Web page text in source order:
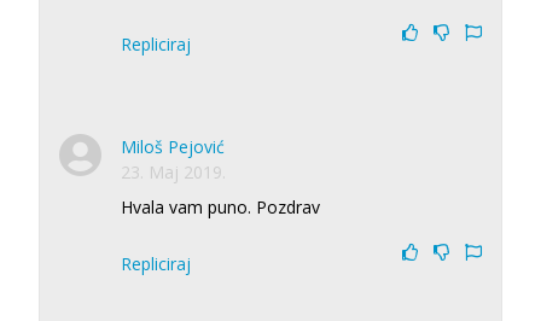
Repliciraj
Miloš Pejović
23. Maj 2019.
Hvala vam puno. Pozdrav
Repliciraj